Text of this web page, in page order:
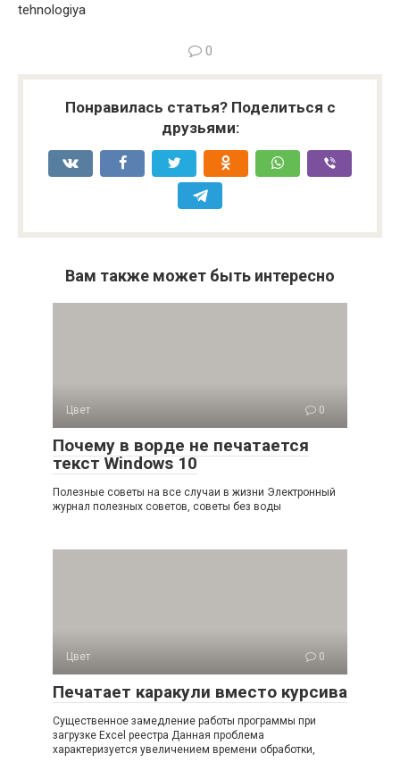
tehnologiya
0
Понравилась статья? Поделиться с
друзьями:
Вам также может быть интересно
Цвет 0
Почему в ворде не печатается
текст Windows 10
Полезные советы на все случаи в жизни Электронный
журнал полезных советов, советы без воды
Цвет 0
Печатает каракули вместо курсива
Существенное замедление работы программы при
загрузке Excel реестра Данная проблема
характеризуется увеличением времени обработки,